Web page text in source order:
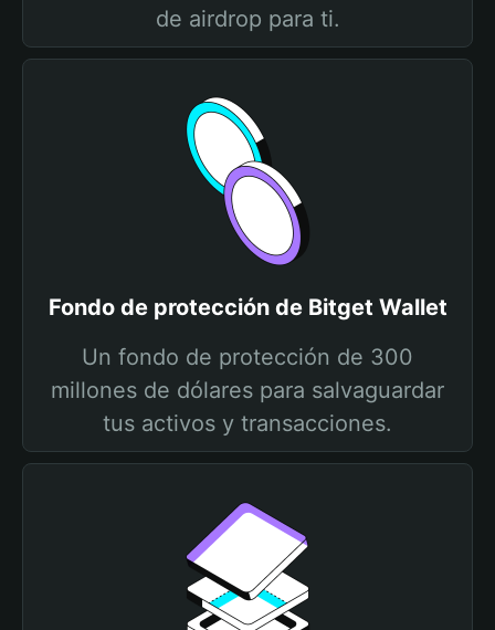
de airdrop para ti.
Fondo de protección de Bitget Wallet
Un fondo de protección de 300
millones de dólares para salvaguardar
tus activos y transacciones.